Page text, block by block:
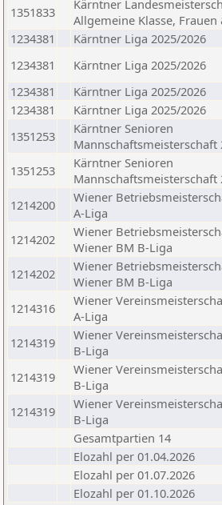
1351833
Kärntner
Allgemeine Klasse, Frauen
1234381
Kärntner Liga 2025/2026
1234381
Kärntner Liga 2025/2026
1234381
Kärntner Liga 2025/2026
1234381
Kärntner Liga 2025/2026
1351253
Kärntner Senioren
Mannschaftsmeisterschaft
1351253
Kärntner Senioren
Mannschaftsmeisterschaft
1214200
Wiener
A-Liga
1214202
Wiener
Wiener BM B-Liga
1214202
Wiener
Wiener BM B-Liga
1214316
Wiener
A-Liga
1214319
Wiener
B-Liga
1214319
Wiener
B-Liga
1214319
Wiener
B-Liga
Gesamtpartien 14
Elozahl per 01.04.2026
Elozahl per 01.07.2026
Elozahl per 01.10.2026